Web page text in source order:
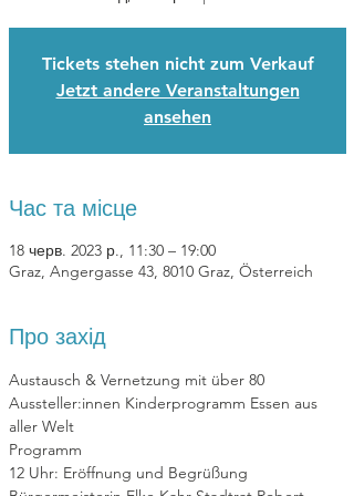
Tickets stehen nicht zum Verkauf
Jetzt andere Veranstaltungen
ansehen
Час та місце
18 черв. 2023 р., 11:30 – 19:00
Graz, Angergasse 43, 8010 Graz, Österreich
Про захід
Austausch & Vernetzung mit über 80
Aussteller:innen Kinderprogramm Essen aus
aller Welt
Programm
12 Uhr: Eröffnung und Begrüßung